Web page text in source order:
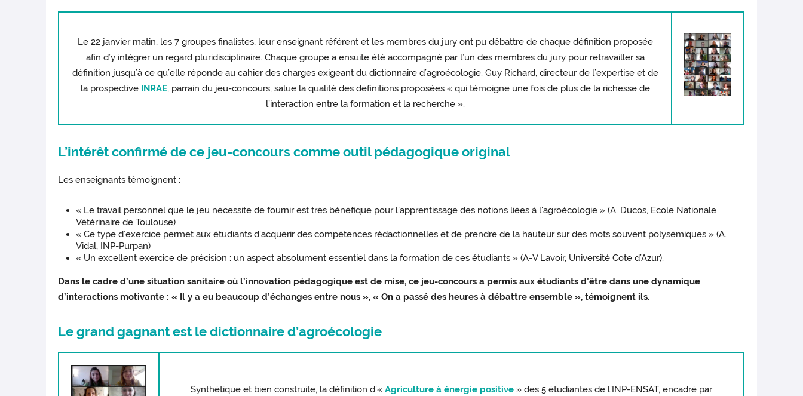
Le 22 janvier matin, les 7 groupes finalistes, leur enseignant référent et les membres du jury ont pu débattre de chaque définition proposée
afin d’y intégrer un regard pluridisciplinaire. Chaque groupe a ensuite été accompagné par l’un des membres du jury pour retravailler sa
définition jusqu’à ce qu’elle réponde au cahier des charges exigeant du dictionnaire d’agroécologie. Guy Richard, directeur de l’expertise et de
la prospective INRAE, parrain du jeu-concours, salue la qualité des définitions proposées « qui témoigne une fois de plus de la richesse de
l’interaction entre la formation et la recherche ».
L’intérêt confirmé de ce jeu-concours comme outil pédagogique original
Les enseignants témoignent :
« Le travail personnel que le jeu nécessite de fournir est très bénéfique pour l'apprentissage des notions liées à l'agroécologie » (A. Ducos, Ecole Nationale
Vétérinaire de Toulouse)
« Ce type d’exercice permet aux étudiants d’acquérir des compétences rédactionnelles et de prendre de la hauteur sur des mots souvent polysémiques » (A.
Vidal, INP-Purpan)
« Un excellent exercice de précision : un aspect absolument essentiel dans la formation de ces étudiants » (A-V Lavoir, Université Cote d’Azur).
Dans le cadre d’une situation sanitaire où l’innovation pédagogique est de mise, ce jeu-concours a permis aux étudiants d’être dans une dynamique
d’interactions motivante : « Il y a eu beaucoup d’échanges entre nous », « On a passé des heures à débattre ensemble », témoignent ils.
Le grand gagnant est le dictionnaire d’agroécologie
Synthétique et bien construite, la définition d’«Agriculture à énergie positive » des 5 étudiantes de l’INP-ENSAT, encadré par